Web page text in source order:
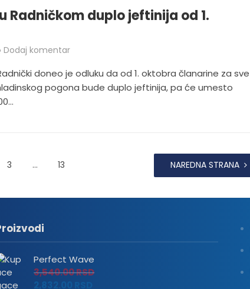
Radničkom duplo jeftinija od 1.
Dodaj komentar
doneo je odluku da od 1. oktobra članarine za sve
pogona bude duplo jeftinija, pa će umesto
3 … 13 NAREDNA STRANA
Perfect Wave
3,540.00RSD
2,832.00